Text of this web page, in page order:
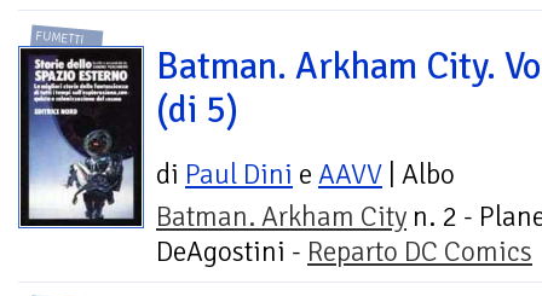
FUMETTI
Batman. Arkham City.
(di 5)
di Paul Dini e AAVV | Albo
Batman. Arkham City n. 2 -
DeAgostini - Reparto DC Comics